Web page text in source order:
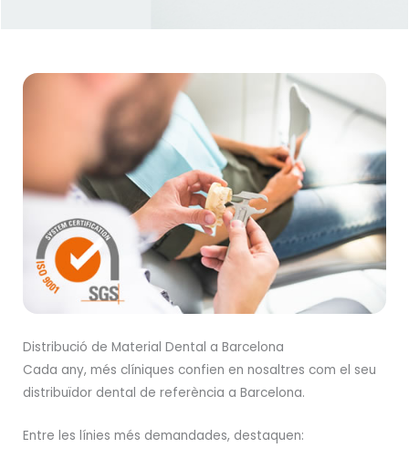
Distribució de Material Dental a Barcelona
Cada any, més clíniques confien en nosaltres com el seu
distribuïdor dental de referència a Barcelona.
Entre les línies més demandades, destaquen: